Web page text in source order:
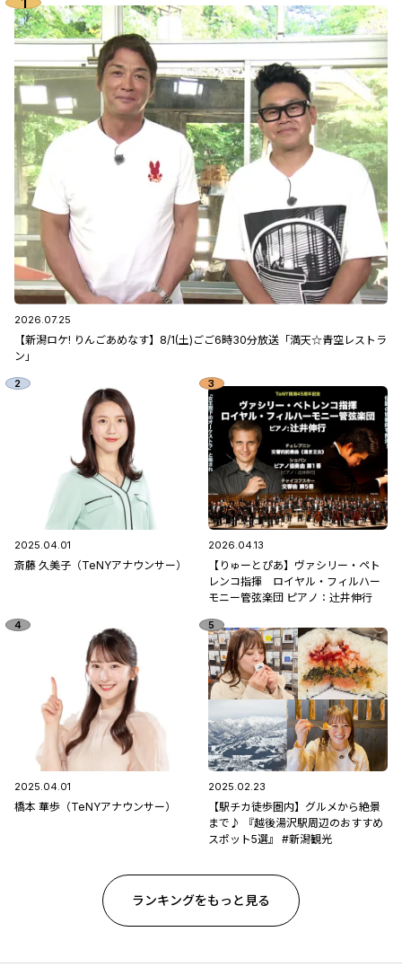
2026.07.25
【新潟ロケ! りんごあめなす】8/1(土)ごご6時30分放送「満天☆青空レストラ
ン」
2025.04.01
斎藤 久美子（TeNYアナウンサー）
2026.04.13
【りゅーとぴあ】ヴァシリー・ペト
レンコ指揮 ロイヤル・フィルハー
モニー管弦楽団 ピアノ：辻󠄀井伸行
2025.04.01
橋本 華歩（TeNYアナウンサー）
2025.02.23
【駅チカ徒歩圏内】グルメから絶景
まで♪ 『越後湯沢駅周辺のおすすめ
スポット5選』 #新潟観光
ランキングをもっと見る